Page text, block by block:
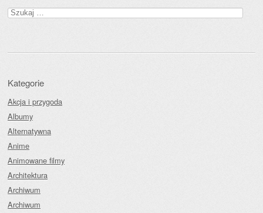
Szukaj:
Kategorie
Akcja i przygoda
Albumy
Alternatywna
Anime
Animowane filmy
Architektura
Archiwum
Archiwum